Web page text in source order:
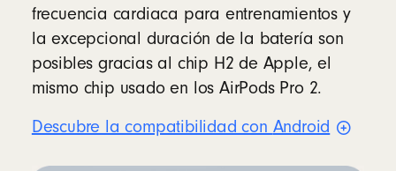
frecuencia cardiaca para entrenamientos y
la excepcional duración de la batería son
posibles gracias al chip H2 de Apple, el
mismo chip usado en los AirPods Pro 2.
Descubre la compatibilidad con Android